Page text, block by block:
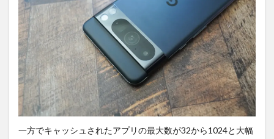
一方でキャッシュされたアプリの最大数が32から1024と大幅